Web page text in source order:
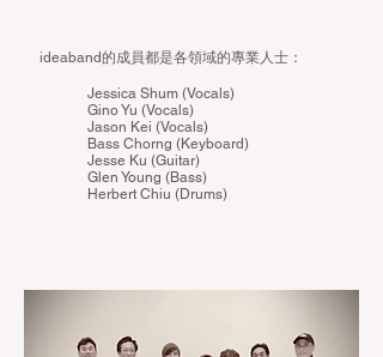
ideaband的成員都是各領域的專業人士：
Jessica Shum (Vocals)
Gino Yu (Vocals)
Jason Kei (Vocals)
Bass Chorng (Keyboard)
Jesse Ku (Guitar)
Glen Young (Bass)
Herbert Chiu (Drums)